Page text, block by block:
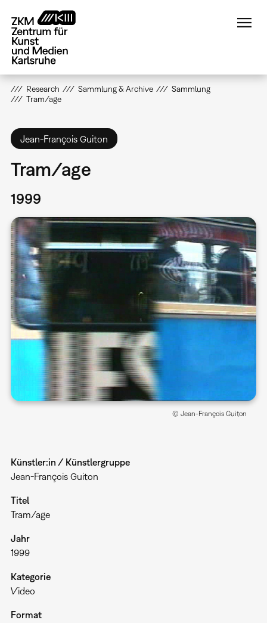
zum
Inhalt
Research Sammlung & Archive
Sammlung
Tram/age
Jean-François Guiton
Tram/age
1999
© Jean-François Guiton
Künstler:in / Künstlergruppe
Jean-François Guiton
Titel
Tram/age
Jahr
1999
Kategorie
Video
Format